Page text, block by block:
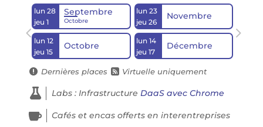
lun 28
jeu 1
Septembre
Octobre
lun 12
jeu 15
Octobre
lun 23
jeu 26
Novembre
lun 14
jeu 17
Décembre
 Dernières places  Virtuelle uniquement
 Labs : Infrastructure DaaS avec Chrome
 Cafés et encas offerts en interentreprises